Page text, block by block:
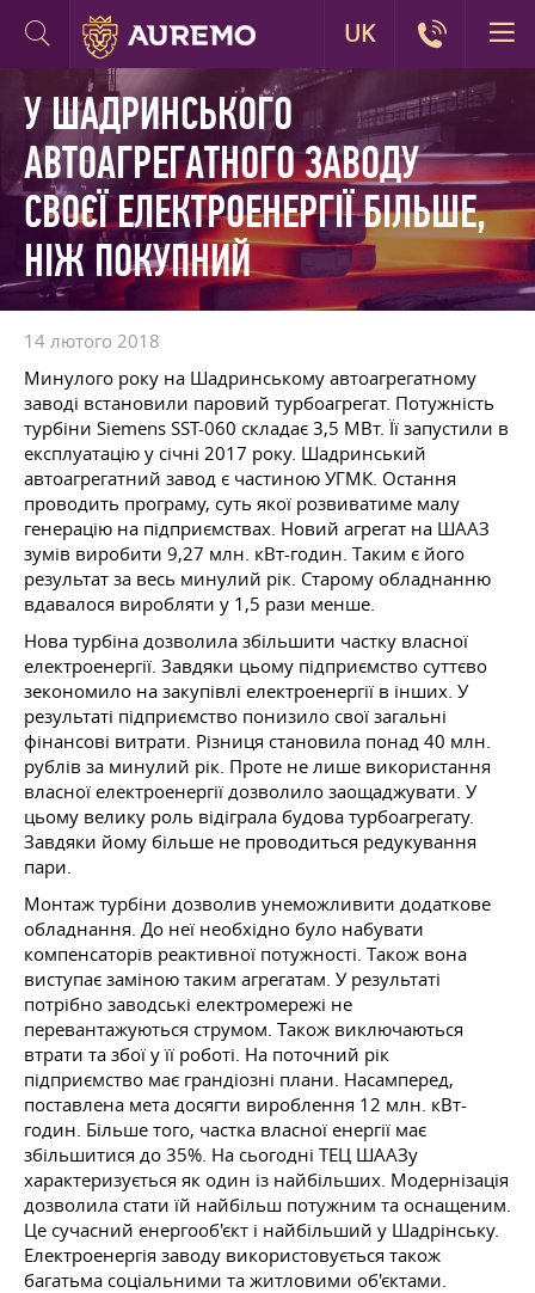
У ШАДРИНСЬКОГО
АВТОАГРЕГАТНОГО ЗАВОДУ
СВОЄЇ ЕЛЕКТРОЕНЕРГІЇ БІЛЬШЕ,
НІЖ ПОКУПНИЙ
14 лютого 2018
Минулого року на Шадринському автоагрегатному
заводі встановили паровий турбоагрегат. Потужність
турбіни Siemens SST-060 складає 3,5 МВт. Її запустили в
експлуатацію у січні 2017 року. Шадринський
автоагрегатний завод є частиною УГМК. Остання
проводить програму, суть якої розвиватиме малу
генерацію на підприємствах. Новий агрегат на ШААЗ
зумів виробити 9,27 млн. кВт-годин. Таким є його
результат за весь минулий рік. Старому обладнанню
вдавалося виробляти у 1,5 рази менше.
Нова турбіна дозволила збільшити частку власної
електроенергії. Завдяки цьому підприємство суттєво
зекономило на закупівлі електроенергії в інших. У
результаті підприємство понизило свої загальні
фінансові витрати. Різниця становила понад 40 млн.
рублів за минулий рік. Проте не лише використання
власної електроенергії дозволило заощаджувати. У
цьому велику роль відіграла будова турбоагрегату.
Завдяки йому більше не проводиться редукування
пари.
Монтаж турбіни дозволив унеможливити додаткове
обладнання. До неї необхідно було набувати
компенсаторів реактивної потужності. Також вона
виступає заміною таким агрегатам. У результаті
потрібно заводські електромережі не
перевантажуються струмом. Також виключаються
втрати та збої у її роботі. На поточний рік
підприємство має грандіозні плани. Насамперед,
поставлена мета досягти вироблення 12 млн. кВт-
годин. Більше того, частка власної енергії має
збільшитися до 35%. На сьогодні ТЕЦ ШААЗу
характеризується як один із найбільших. Модернізація
дозволила стати їй найбільш потужним та оснащеним.
Це сучасний енергооб'єкт і найбільший у Шадрінську.
Електроенергія заводу використовується також
багатьма соціальними та житловими об'єктами.
UK